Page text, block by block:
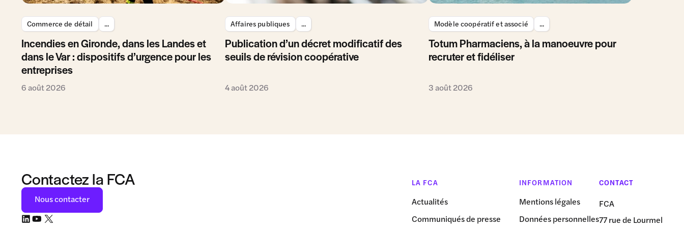
Commerce de détail ...
Incendies en Gironde, dans les Landes et
dans le Var : dispositifs d’urgence pour les
entreprises
6 août 2026
Affaires publiques ...
Publication d’un décret modificatif des
seuils de révision coopérative
4 août 2026
Modèle coopératif et associé ...
Totum Pharmaciens, à la manoeuvre pour
recruter et fidéliser
3 août 2026
Contactez la FCA
Nous contacter
LA FCA
Actualités
Communiqués de presse
INFORMATION
Mentions légales
Données personnelles
CONTACT
FCA
77 rue de Lourmel